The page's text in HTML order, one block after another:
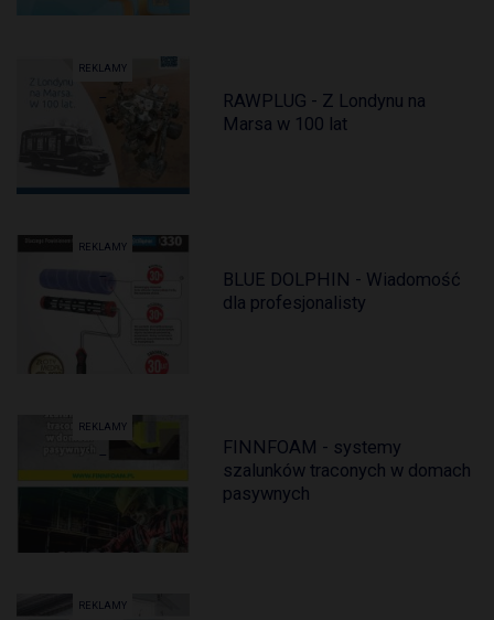
REKLAMY
RAWPLUG - Z Londynu na
Marsa w 100 lat
REKLAMY
BLUE DOLPHIN - Wiadomość
dla profesjonalisty
REKLAMY
FINNFOAM - systemy
szalunków traconych w domach
pasywnych
REKLAMY